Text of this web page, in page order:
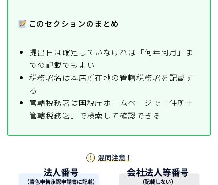
このセクションのまとめ
提出日は確定していなければ「何年何月」ま
での記載でもよい
税務署名は本店所在地の管轄税務署を記載す
る
管轄税務署は国税庁ホームページで「住所＋
管轄税務署」で検索して確認できる